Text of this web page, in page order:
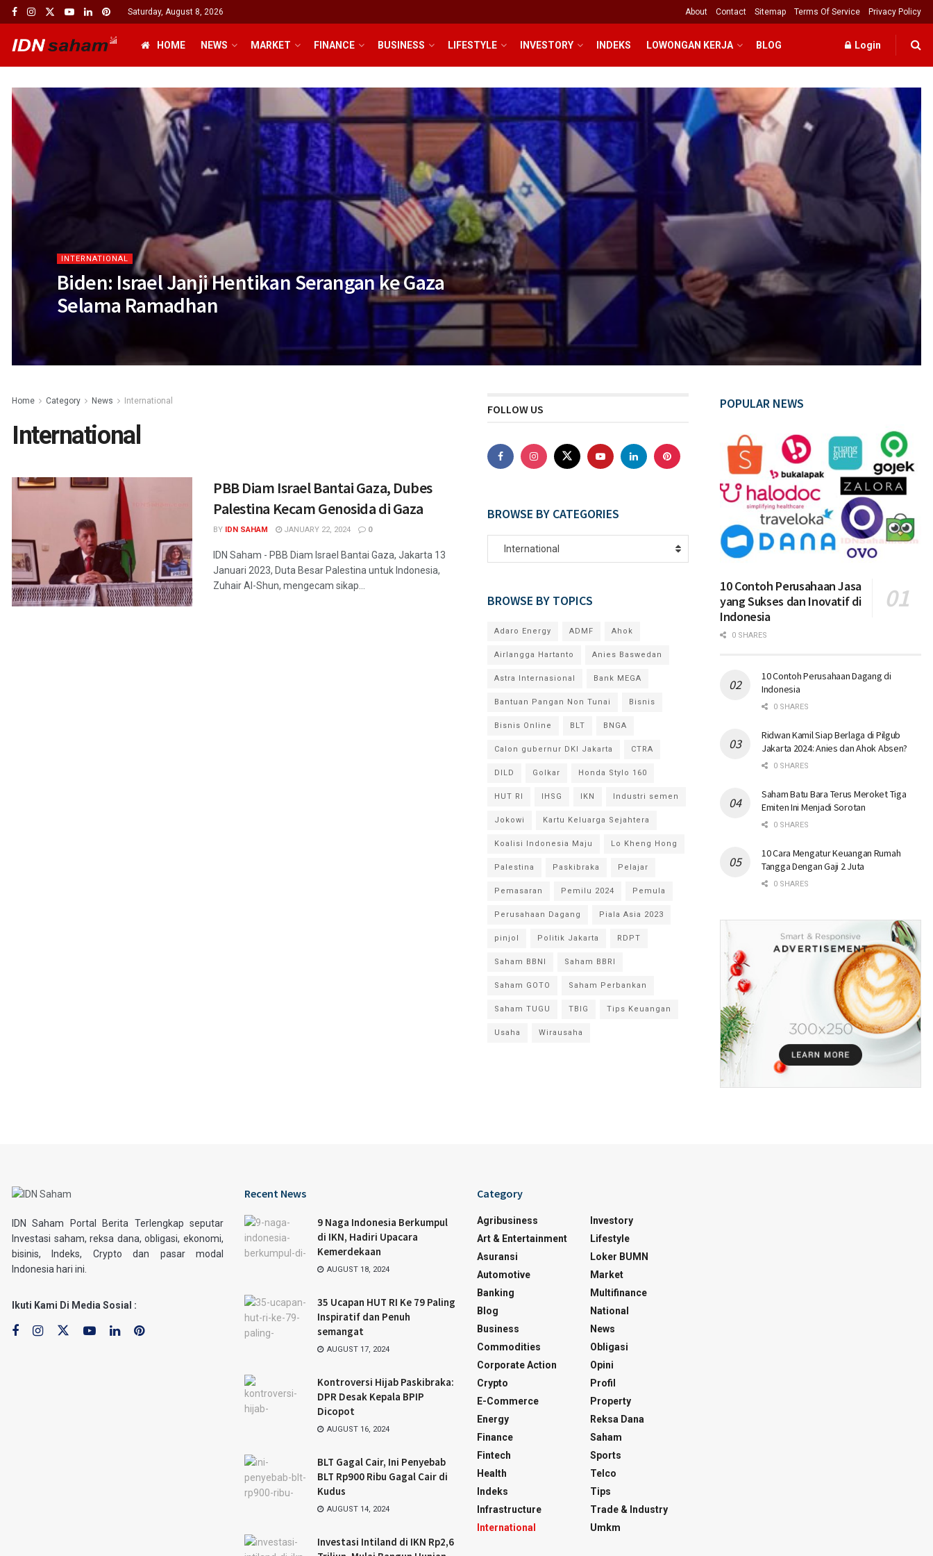
Saturday, August 8, 2026 About Contact Sitemap Terms Of Service Privacy Policy
HOME NEWS MARKET FINANCE BUSINESS LIFESTYLE INVESTORY INDEKS LOWONGAN KERJA BLOG Login
INTERNATIONAL
Biden: Israel Janji Hentikan Serangan ke Gaza
Selama Ramadhan
Home Category News International
International
PBB Diam Israel Bantai Gaza, Dubes
Palestina Kecam Genosida di Gaza
BY IDN SAHAM JANUARY 22, 2024 0
IDN Saham - PBB Diam Israel Bantai Gaza, Jakarta 13
Januari 2023, Duta Besar Palestina untuk Indonesia,
Zuhair Al-Shun, mengecam sikap...
FOLLOW US
BROWSE BY CATEGORIES
International
BROWSE BY TOPICS
Adaro Energy ADMF Ahok
Airlangga Hartanto Anies Baswedan
Astra Internasional Bank MEGA
Bantuan Pangan Non Tunai Bisnis
Bisnis Online BLT BNGA
Calon gubernur DKI Jakarta CTRA
DILD Golkar Honda Stylo 160
HUT RI IHSG IKN Industri semen
Jokowi Kartu Keluarga Sejahtera
Koalisi Indonesia Maju Lo Kheng Hong
Palestina Paskibraka Pelajar
Pemasaran Pemilu 2024 Pemula
Perusahaan Dagang Piala Asia 2023
pinjol Politik Jakarta RDPT
Saham BBNI Saham BBRI
Saham GOTO Saham Perbankan
Saham TUGU TBIG Tips Keuangan
Usaha Wirausaha
POPULAR NEWS
10 Contoh Perusahaan Jasa
yang Sukses dan Inovatif di
Indonesia
0 SHARES
10 Contoh Perusahaan Dagang di
Indonesia
0 SHARES
Ridwan Kamil Siap Berlaga di Pilgub
Jakarta 2024: Anies dan Ahok Absen?
0 SHARES
Saham Batu Bara Terus Meroket Tiga
Emiten Ini Menjadi Sorotan
0 SHARES
10 Cara Mengatur Keuangan Rumah
Tangga Dengan Gaji 2 Juta
0 SHARES
IDN Saham Portal Berita Terlengkap seputar
Investasi saham, reksa dana, obligasi, ekonomi,
bisinis, Indeks, Crypto dan pasar modal
Indonesia hari ini.
Ikuti Kami Di Media Sosial :
Recent News
9 Naga Indonesia Berkumpul
di IKN, Hadiri Upacara
Kemerdekaan
AUGUST 18, 2024
35 Ucapan HUT RI Ke 79 Paling
Inspiratif dan Penuh
semangat
AUGUST 17, 2024
Kontroversi Hijab Paskibraka:
DPR Desak Kepala BPIP
Dicopot
AUGUST 16, 2024
BLT Gagal Cair, Ini Penyebab
BLT Rp900 Ribu Gagal Cair di
Kudus
AUGUST 14, 2024
Investasi Intiland di IKN Rp2,6
Category
Agribusiness
Art & Entertainment
Asuransi
Automotive
Banking
Blog
Business
Commodities
Corporate Action
Crypto
E-Commerce
Energy
Finance
Fintech
Health
Indeks
Infrastructure
International
Investory
Lifestyle
Loker BUMN
Market
Multifinance
National
News
Obligasi
Opini
Profil
Property
Reksa Dana
Saham
Sports
Telco
Tips
Trade & Industry
Umkm